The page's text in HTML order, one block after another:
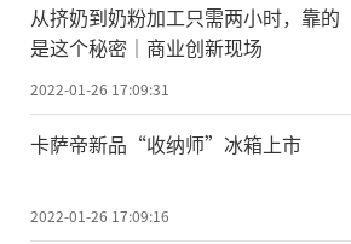
从挤奶到奶粉加工只需两小时，靠的
是这个秘密｜商业创新现场
2022-01-26 17:09:31
卡萨帝新品“收纳师”冰箱上市
2022-01-26 17:09:16